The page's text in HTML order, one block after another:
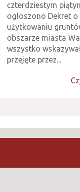
czterdziestym
ogłoszono Dekret o
użytkowaniu
obszarze miasta
wszystko
przejęte przez...